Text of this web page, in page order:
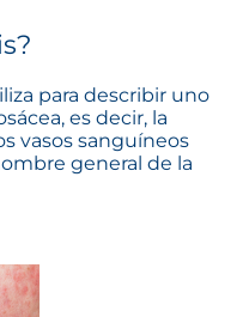
para describir uno
es decir, la
vasos sanguíneos
general de la